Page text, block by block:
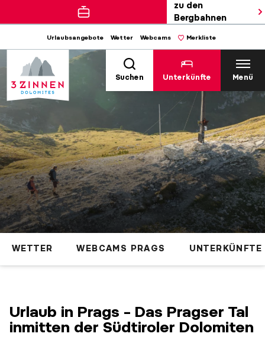
zu den
Bergbahnen
Urlaubsangebote Wetter Webcams Merkliste
Suchen Unterkünfte Menü
WETTER WEBCAMS PRAGS
Urlaub in Prags – Das Pragser Tal
inmitten der Südtiroler Dolomiten